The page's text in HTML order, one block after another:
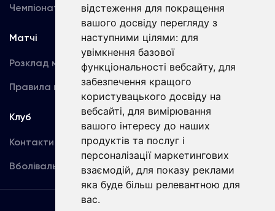
відстеження для покращення
вашого досвіду перегляду з
наступними цілями: для
увімкнення базової
функціональності вебсайту, для
забезпечення кращого
користувацького досвіду на
вебсайті, для вимірювання
вашого інтересу до наших
продуктів та послуг і
персоналізації маркетингових
взаємодій, для показу реклами
яка буде більш релевантною для
вас.
Чемпіонат України Акредитація
Матчі
Розклад матчів
Правила поведінки
Команда
Перша команда
U19
Клуб
Контакти
Вболівальникам
Угода